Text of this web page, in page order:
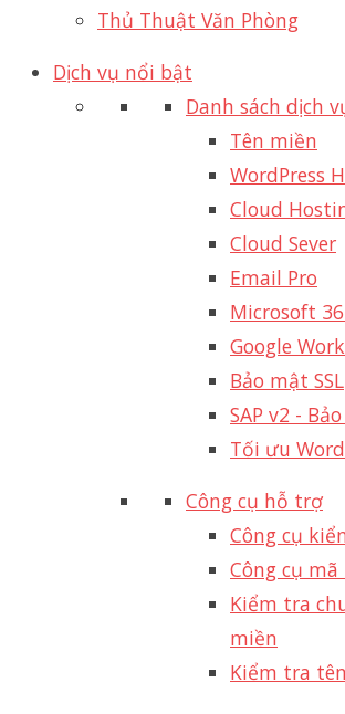
Thủ Thuật Văn Phòng
Dịch vụ nổi bật
Danh sách dịch
Tên miền
WordPress
Cloud
Cloud Sever
Email Pro
Microsoft
Google
Bảo mật SSL
SAP v2 -
Tối ưu
Công cụ hỗ trợ
Công cụ
Công cụ
Kiểm tra
miền
Kiểm tra